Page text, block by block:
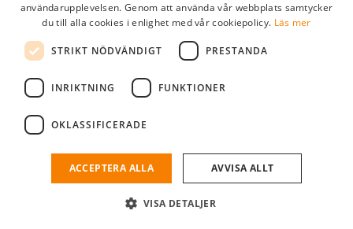
Lösenord
kom ihåg mig
logga in
Kostnadsfri företagsprofil
och söka efter passande kandidater till ditt företag.
användarupplevelsen. Genom att använda vår webbplats samtycker
du till alla cookies i enlighet med vår cookiepolicy. Läs mer
STRIKT NÖDVÄNDIGT PRESTANDA
INRIKTNING FUNKTIONER
OKLASSIFICERADE
ACCEPTERA ALLA AVVISA ALLT
VISA DETALJER